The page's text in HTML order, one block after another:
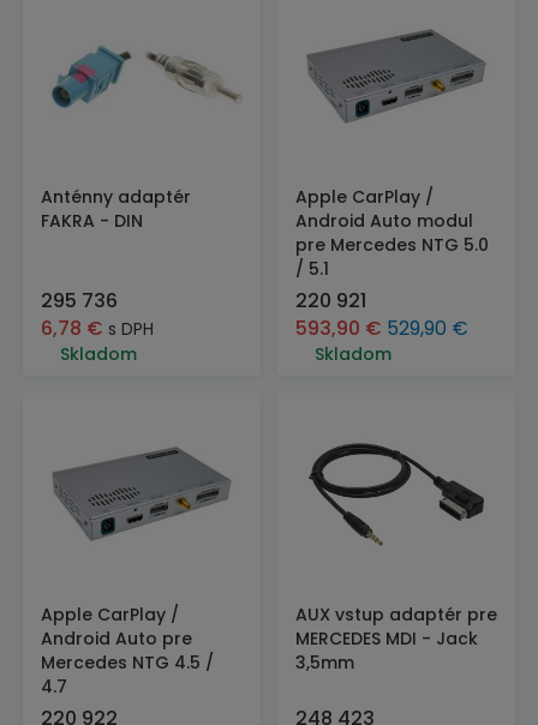
Anténny adaptér
FAKRA - DIN
295 736
6,78 € s DPH
Skladom
Apple CarPlay /
Android Auto modul
pre Mercedes NTG 5.0
/ 5.1
220 921
593,90 € 529,90 €
Skladom
Apple CarPlay /
Android Auto pre
Mercedes NTG 4.5 /
4.7
220 922
AUX vstup adaptér pre
MERCEDES MDI - Jack
3,5mm
248 423